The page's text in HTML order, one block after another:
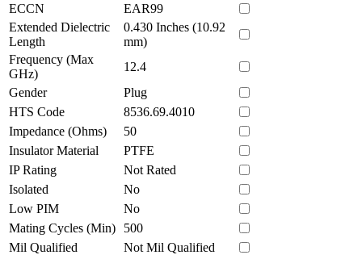
ECCN
EAR99
Extended Dielectric
Length
0.430 Inches (10.92
mm)
Frequency (Max
GHz)
12.4
Gender
Plug
HTS Code
8536.69.4010
Impedance (Ohms)
50
Insulator Material
PTFE
IP Rating
Not Rated
Isolated
No
Low PIM
No
Mating Cycles (Min)
500
Mil Qualified
Not Mil Qualified